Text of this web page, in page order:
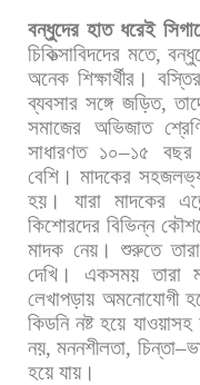
বন্ধুদের হাত ধরেই
চিকিত্সাবিদদের মতে,
অনেক শিক্ষার্থীর। বস্তির
ব্যবসার সঙ্গে জড়িত,
সমাজের অভিজাত
সাধারণত ১০–১৫ বছর
বেশি। মাদকের
হয়।
যারা মাদকের
কিশোরদের বিভিন্ন
মাদক নেয়। শুরুতে তারা
দেখি।
একসময় তারা
লেখাপড়ায় অমনোযোগী
কিডনি নষ্ট হয়ে যাওয়াসহ
নয়,মননশীলতা, চিন্তা–
হয়ে যায়।